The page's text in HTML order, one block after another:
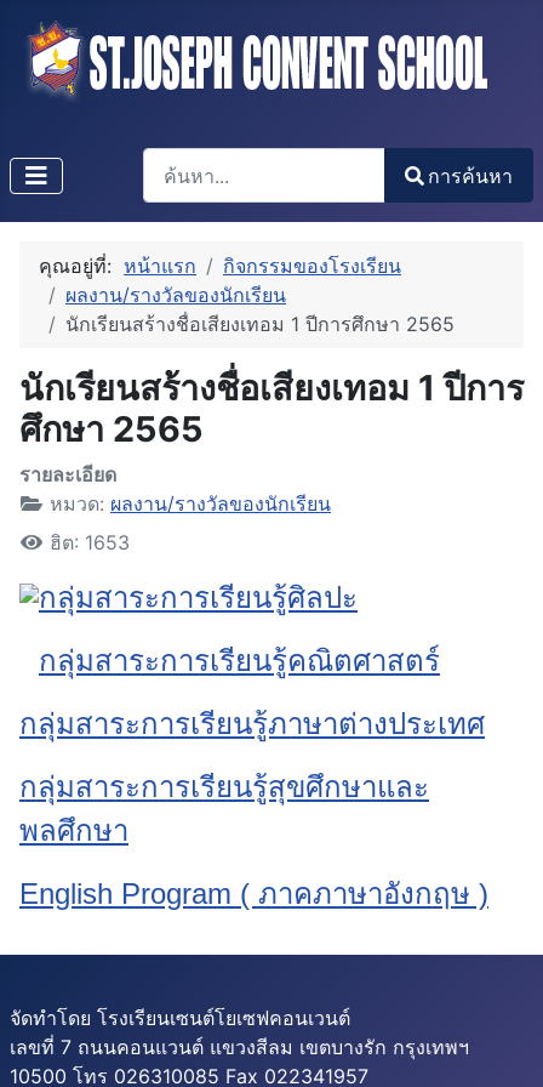
การค้นหา
Type 2 or more characters for results.
การค้นหา
คุณอยู่ที่: หน้าแรก
กิจกรรมของโรงเรียน
ผลงาน/รางวัลของนักเรียน
นักเรียนสร้างชื่อเสียงเทอม 1 ปีการศึกษา 2565
นักเรียนสร้างชื่อเสียงเทอม 1 ปีการ
ศึกษา 2565
รายละเอียด
หมวด: ผลงาน/รางวัลของนักเรียน
ฮิต: 1653
กลุ่มสาระการเรียนรู้ศิลปะ
กลุ่มสาระการเรียนรู้คณิตศาสตร์
กลุ่มสาระการเรียนรู้ภาษาต่างประเทศ
กลุ่มสาระการเรียนรู้สุขศึกษาและ
พลศึกษา
English Program ( ภาคภาษาอังกฤษ )
จัดทำโดย โรงเรียนเซนต์โยเซฟคอนเวนต์
เลขที่ 7 ถนนคอนแวนต์ แขวงสีลม เขตบางรัก กรุงเทพฯ
10500 โทร 026310085 Fax 022341957